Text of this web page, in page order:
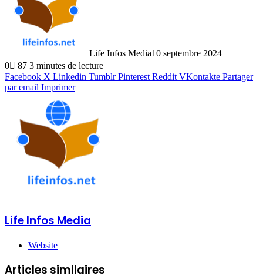
Life Infos Media10 septembre 2024
0
87 3 minutes de lecture
Facebook X Linkedin Tumblr Pinterest Reddit VKontakte Partager
par email Imprimer
Life Infos Media
Website
Articles similaires